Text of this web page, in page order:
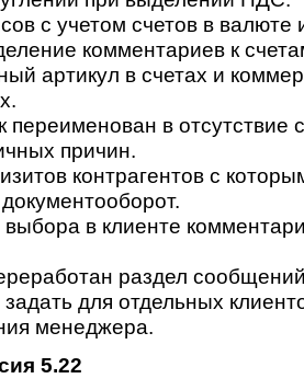
с учетом счетов в валюте
комментариев к
артикул в счетах и
переименован в отсутствие
причин.
контрагентов с
в клиенте
раздел
для отдельных
менеджера.
5.22